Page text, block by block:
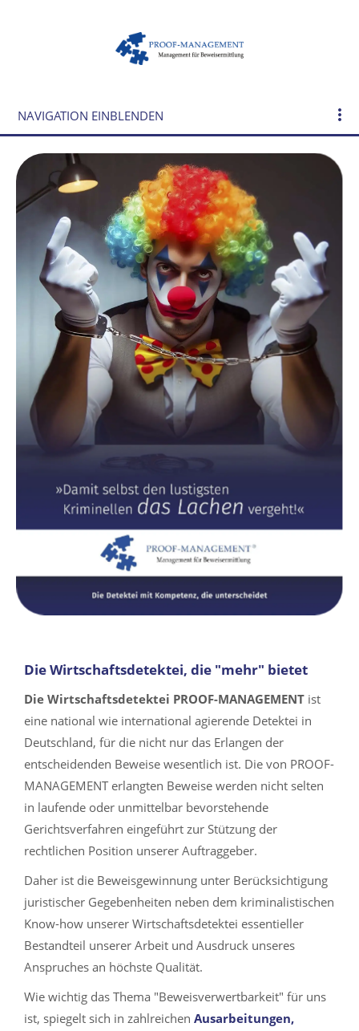
NAVIGATION EINBLENDEN
Die Wirtschaftsdetektei, die "mehr" bietet
Die Wirtschaftsdetektei PROOF-MANAGEMENT ist
eine national wie international agierende Detektei in
Deutschland, für die nicht nur das Erlangen der
entscheidenden Beweise wesentlich ist. Die von PROOF-
MANAGEMENT erlangten Beweise werden nicht selten
in laufende oder unmittelbar bevorstehende
Gerichtsverfahren eingeführt zur Stützung der
rechtlichen Position unserer Auftraggeber.
Daher ist die Beweisgewinnung unter Berücksichtigung
juristischer Gegebenheiten neben dem kriminalistischen
Know-how unserer Wirtschaftsdetektei essentieller
Bestandteil unserer Arbeit und Ausdruck unseres
Anspruches an höchste Qualität.
Wie wichtig das Thema "Beweisverwertbarkeit" für uns
ist, spiegelt sich in zahlreichen Ausarbeitungen,